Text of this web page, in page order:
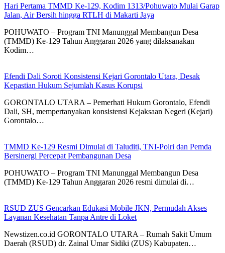
Hari Pertama TMMD Ke-129, Kodim 1313/Pohuwato Mulai Garap
Jalan, Air Bersih hingga RTLH di Makarti Jaya
POHUWATO – Program TNI Manunggal Membangun Desa
(TMMD) Ke-129 Tahun Anggaran 2026 yang dilaksanakan
Kodim…
Efendi Dali Soroti Konsistensi Kejari Gorontalo Utara, Desak
Kepastian Hukum Sejumlah Kasus Korupsi
GORONTALO UTARA – Pemerhati Hukum Gorontalo, Efendi
Dali, SH, mempertanyakan konsistensi Kejaksaan Negeri (Kejari)
Gorontalo…
TMMD Ke-129 Resmi Dimulai di Taluditi, TNI-Polri dan Pemda
Bersinergi Percepat Pembangunan Desa
POHUWATO – Program TNI Manunggal Membangun Desa
(TMMD) Ke-129 Tahun Anggaran 2026 resmi dimulai di…
RSUD ZUS Gencarkan Edukasi Mobile JKN, Permudah Akses
Layanan Kesehatan Tanpa Antre di Loket
Newstizen.co.id GORONTALO UTARA – Rumah Sakit Umum
Daerah (RSUD) dr. Zainal Umar Sidiki (ZUS) Kabupaten…